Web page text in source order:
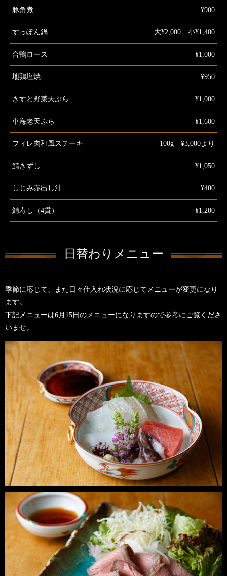
豚角煮 ¥900
すっぽん鍋 大¥2,000 小¥1,400
合鴨ロース ¥1,000
地鶏塩焼 ¥950
きすと野菜天ぷら ¥1,000
車海老天ぷら ¥1,600
フィレ肉和風ステーキ 100g ¥3,000より
鯖きずし ¥1,050
しじみ赤出し汁 ¥400
鯖寿し（4貫） ¥1,200
日替わりメニュー
季節に応じて、また日々仕入れ状況に応じてメニューが変更になり
ます。
下記メニューは6月15日のメニューになりますので参考にご覧くださ
いませ。